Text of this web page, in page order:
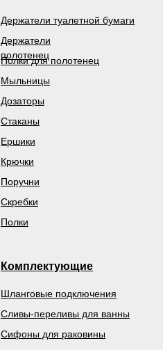
Поручни
Скребки
Дозаторы
Полки
Стаканы
Ершики
Крючки
Держатели
полотенец
Мыльницы
Держатели туалетной бумаги
Полки для полотенец
Сливы-переливы для ванны
Шланговые подключения
Сифоны для раковины
Комплектующие